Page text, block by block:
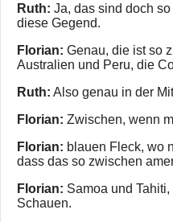
Ruth: Ja, das sind doch
diese Gegend.
Florian: Genau, die ist so
Australien und Peru, die
Ruth: Also genau in der
Florian: Zwischen, wenn
Florian: blauen Fleck, wo
dass das so zwischen
Florian: Samoa und
Schauen.